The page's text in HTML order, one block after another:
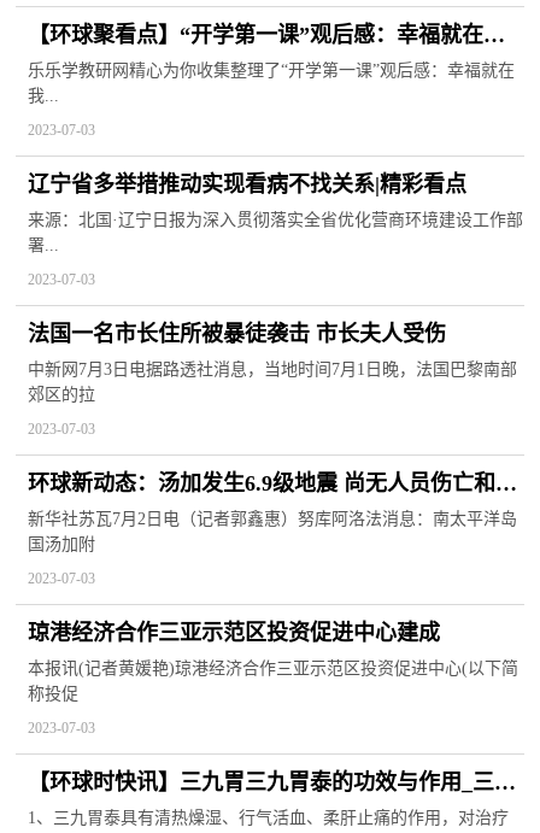
【环球聚看点】“开学第一课”观后感：幸福就在我
们身边
乐乐学教研网精心为你收集整理了“开学第一课”观后感：幸福就在
我...
2023-07-03
辽宁省多举措推动实现看病不找关系|精彩看点
来源：北国·辽宁日报为深入贯彻落实全省优化营商环境建设工作部
署...
2023-07-03
法国一名市长住所被暴徒袭击 市长夫人受伤
中新网7月3日电据路透社消息，当地时间7月1日晚，法国巴黎南部
郊区的拉
2023-07-03
环球新动态：汤加发生6.9级地震 尚无人员伤亡和财
产损失报告
新华社苏瓦7月2日电（记者郭鑫惠）努库阿洛法消息：南太平洋岛
国汤加附
2023-07-03
琼港经济合作三亚示范区投资促进中心建成
本报讯(记者黄媛艳)琼港经济合作三亚示范区投资促进中心(以下简
称投促
2023-07-03
【环球时快讯】三九胃三九胃泰的功效与作用_三九
胃泰的功效与作用
1、三九胃泰具有清热燥湿、行气活血、柔肝止痛的作用，对治疗